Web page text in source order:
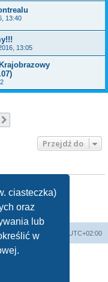
ciasteczka)
oraz
lub
w
13:40
13:05
Przejdź do
Strefa czasowa UTC+02:00